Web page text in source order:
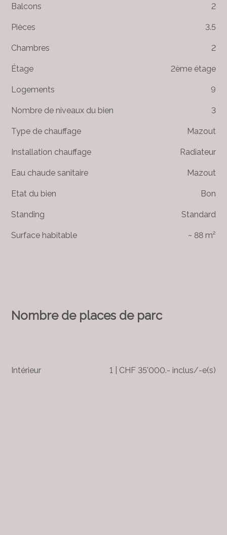
Balcons 2
Pièces 3.5
Chambres 2
Étage 2ème étage
Logements 9
Nombre de niveaux du bien 3
Type de chauffage Mazout
Installation chauffage Radiateur
Eau chaude sanitaire Mazout
Etat du bien Bon
Standing Standard
Surface habitable ~ 88 m²
Nombre de places de parc
Intérieur 1 | CHF 35'000.- inclus/-e(s)